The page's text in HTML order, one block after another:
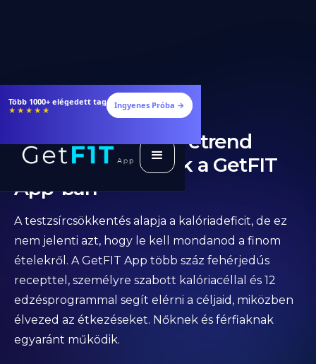
Több 1000+ elégedett tag
★★★★★ Ingyenes Próba →
Testzsírcsökkentő étrend
nőknek, férfiaknak a GetFIT
App-ban
A testzsírcsökkentés alapja a kalóriadeficit, de ez
nem jelenti azt, hogy le kell mondanod a finom
ételekről. A GetFIT App több száz fehérjedús
recepttel, személyre szabott kalóriacéllal és 12
edzésprogrammal segít elérni a céljaid, miközben
élvezed az étkezéseket. Nőknek és férfiaknak
egyaránt működik.